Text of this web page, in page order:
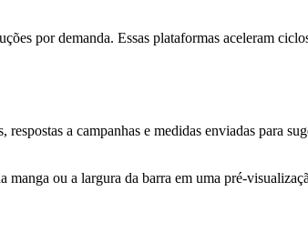
por demanda. Essas plataformas aceleram
a campanhas e medidas enviadas para
ou a largura da barra em uma pré-